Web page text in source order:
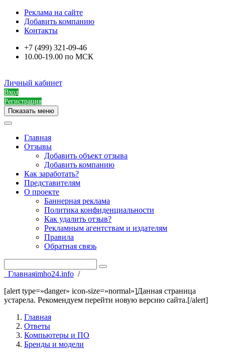
Реклама на сайте
Добавить компанию
Контакты
+7 (499) 321-09-46
10.00-19.00 по МСК
Личный кабинет
Вход
Регистрация
Показать меню
Главная
Отзывы
Добавить объект отзыва
Добавить компанию
Как заработать?
Представителям
О проекте
Баннерная реклама
Политика конфиденциальности
Как удалить отзыв?
Рекламным агентствам и издателям
Правила
Обратная связь
Главнаяimho24.info /
[alert type=»danger» icon-size=»normal»]Данная страница
устарела. Рекомендуем перейти новую версию сайта.[/alert]
Главная
Ответы
Компьютеры и ПО
Бренды и модели